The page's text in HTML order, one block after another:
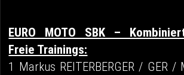
EURO MOTO SBK –
Freie Trainings:
1 Markus REITERBERGER / GER